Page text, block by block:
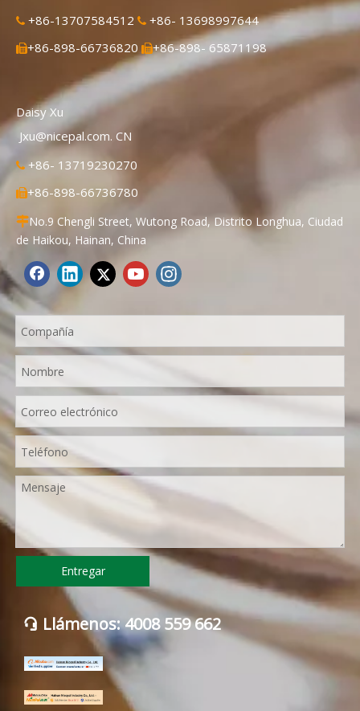
 +86-13707584512  +86- 13698997644
+86-898-66736820 +86-898- 65871198
Daisy Xu
Jxu@nicepal.com. CN
 +86- 13719230270
+86-898-66736780
No.9 Chengli Street, Wutong Road, Distrito Longhua, Ciudad
de Haikou, Hainan, China
Entregar
 Llámenos: 4008 559 662